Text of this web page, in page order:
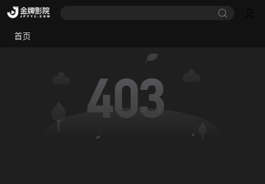
首页